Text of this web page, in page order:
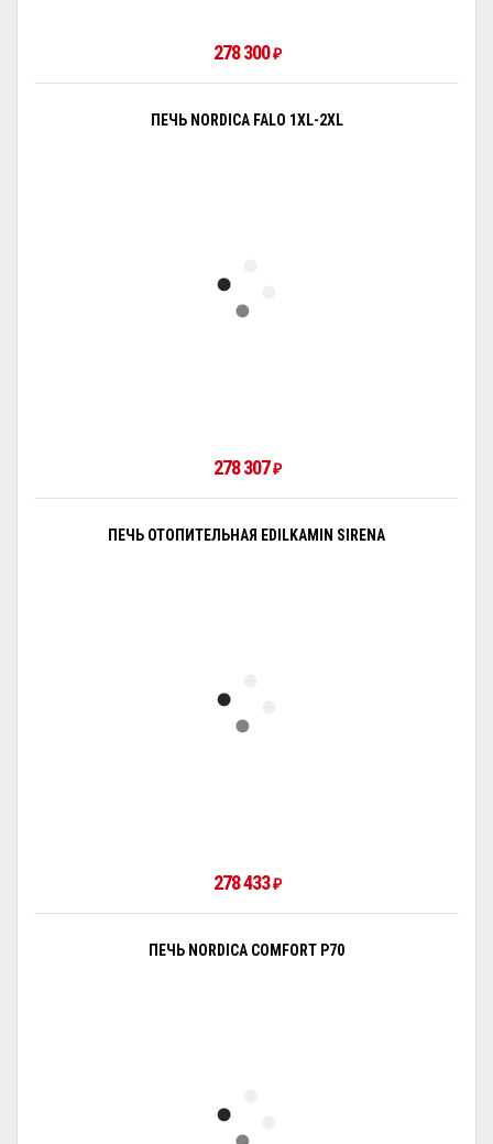
278 300₽
ПЕЧЬ NORDICA FALO 1XL-2XL
278 307₽
ПЕЧЬ ОТОПИТЕЛЬНАЯ EDILKAMIN SIRENA
278 433₽
ПЕЧЬ NORDICA COMFORT P70